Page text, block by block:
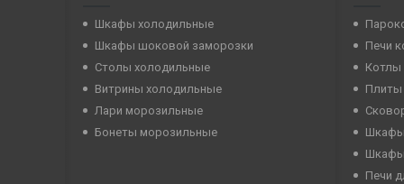
Шкафы холодильные
Шкафы шоковой заморозки
Столы холодильные
Витрины холодильные
Лари морозильные
Бонеты морозильные
Печи
Котлы
Печи